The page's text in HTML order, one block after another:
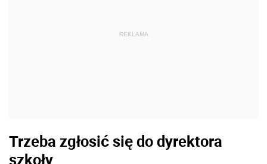
REKLAMA
Trzeba zgłosić się do dyrektora
szkoły